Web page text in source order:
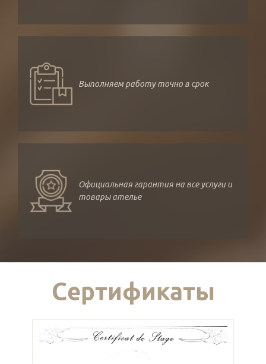
Выполняем работу точно в срок
Официальная гарантия на все услуги и
товары ателье
Сертификаты